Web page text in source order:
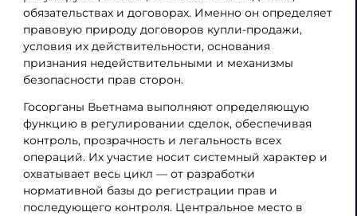
обязательствах и договорах. Именно он определяет
правовую природу договоров купли-продажи,
условия их действительности, основания
признания недействительными и механизмы
безопасности прав сторон.
Госорганы Вьетнама выполняют определяющую
функцию в регулировании сделок, обеспечивая
контроль, прозрачность и легальность всех
операций. Их участие носит системный характер и
охватывает весь цикл — от разработки
нормативной базы до регистрации прав и
последующего контроля. Центральное место в